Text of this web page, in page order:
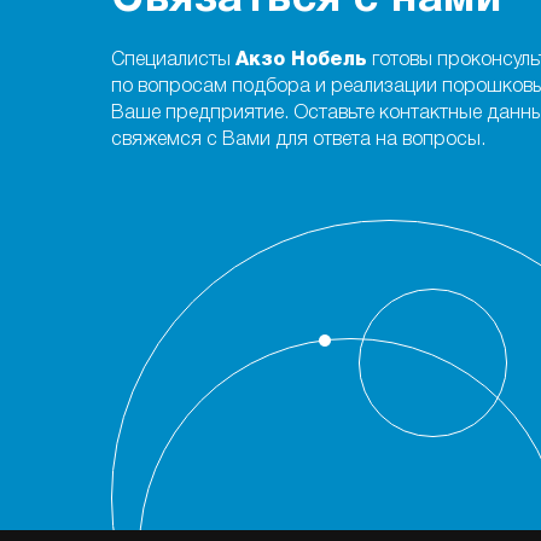
Специалисты Акзо Нобель готовы
по вопросам подбора и реализации
Ваше предприятие. Оставьте контактные
свяжемся с Вами для ответа на вопросы.